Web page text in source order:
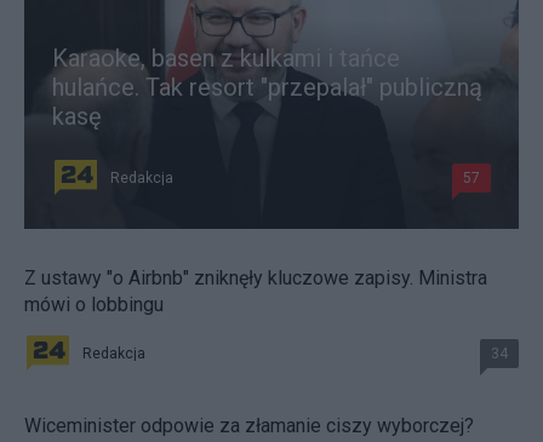
Karaoke, basen z kulkami i tańce
hulańce. Tak resort "przepalał" publiczną
kasę
Redakcja 57
Z ustawy "o Airbnb" zniknęły kluczowe zapisy. Ministra
mówi o lobbingu
Redakcja 34
Wiceminister odpowie za złamanie ciszy wyborczej?